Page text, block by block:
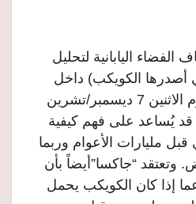
اليابانية لتحليل
أصدرها الكويكب) داخل
الكبسولة ابتداءً من يوم الاثنين 7 ديسمبر/تشرين
قد يُساعد على فهم كيفية
مليارات الأعوام وربما
وتعتقد “جاكسا”أيضاً بأن
عما إذا كان الكويكب يحمل